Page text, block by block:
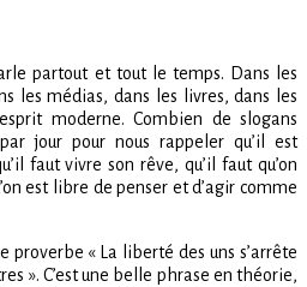
partout et tout le temps. Dans les
les médias, dans les livres, dans les
moderne. Combien de slogans
jour pour nous rappeler qu’il est
faut vivre son rêve, qu’il faut qu’on
est libre de penser et d’agir comme
proverbe « La liberté des uns s’arrête
». C’est une belle phrase en théorie,